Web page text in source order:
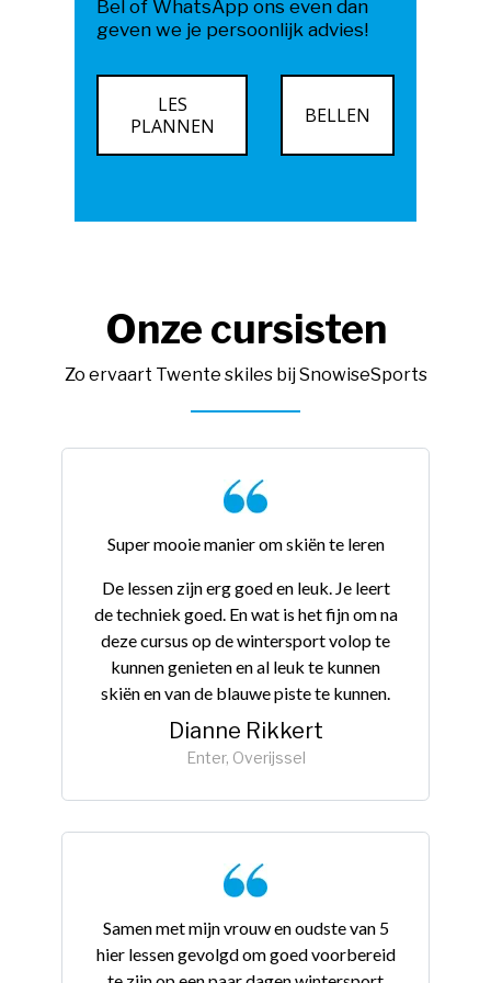
Door deze afwisseling blijft je
progressie in minder tijd. Precies
daarom werken we op deze manier:
kort, krachtig en super leerzaam.
leraren
Flexibele lesplanning
Bel of WhatsApp ons even dan
geven we je persoonlijk advies!
LES
PLANNEN
BELLEN
Onze cursisten
Zo ervaart Twente skiles bij SnowiseSports
Super mooie manier om skiën te leren
De lessen zijn erg goed en leuk. Je leert
de techniek goed. En wat is het fijn om na
deze cursus op de wintersport volop te
kunnen genieten en al leuk te kunnen
skiën en van de blauwe piste te kunnen.
Dianne Rikkert
Enter, Overijssel
Samen met mijn vrouw en oudste van 5
hier lessen gevolgd om goed voorbereid